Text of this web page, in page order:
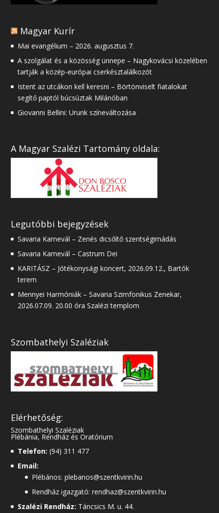
Magyar Kurír
Mai evangélium – 2026. augusztus 7.
A szolgálat és a közösség ünnepe – Nagykovácsi közelében
tartják a közép-európai cserkésztalálkozót
Istent az utcákon kell keresni – Börtönviselt fiatalokat
segítő paptól búcsúztak Milánóban
Giovanni Bellini: Urunk színeváltozása
A Magyar Szalézi Tartomány oldala:
Legutóbbi bejegyzések
Savaria Karnevál – Zenés dicsőítő szentségimádás
Savaria Karnevál – Castrum Dei
KARITÁSZ – Jótékonysági koncert, 2026.09.12., Bartók
terem
Mennyei Harmóniák – Savaria Szimfonikus Zenekar,
2026.07.09. 20.00 óra Szalézi templom
Szombathelyi Szaléziak
Elérhetőség:
Szombathelyi Szaléziak
Plébánia, Rendház és Oratórium
Telefon:(94) 311 477
Email:
Plébános: plebanos@szentkvirin.hu
Rendház igazgató: rendhaz@szentkvirin.hu
Szalézi Rendház: Táncsics M. u. 44.